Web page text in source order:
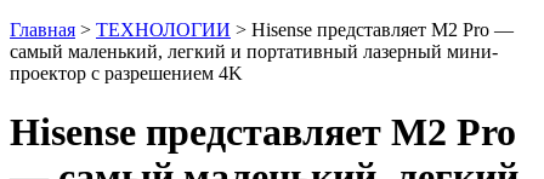
Главная > ТЕХНОЛОГИИ > Hisense представляет M2 Pro —
самый маленький, легкий и портативный лазерный мини-
проектор с разрешением 4K
Hisense представляет M2 Pro